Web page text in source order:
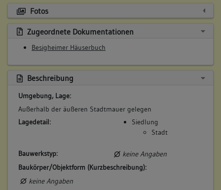
Bemerkung Familie:
Bemerkung Besitz:
kauft
Beschreibung:
Garten (Schnellscher Garten)
Beruf / Amt / Titel:
keiner
Fotos
Zugeordnete Dokumentationen
Besigheimer Häuserbuch
Beschreibung
Umgebung, Lage:
Außerhalb der äußeren Stadtmauer gelegen
Lagedetail:
Siedlung
Stadt
Bauwerkstyp:
keine Angaben
Baukörper/Objektform (Kurzbeschreibung):
keine Angaben